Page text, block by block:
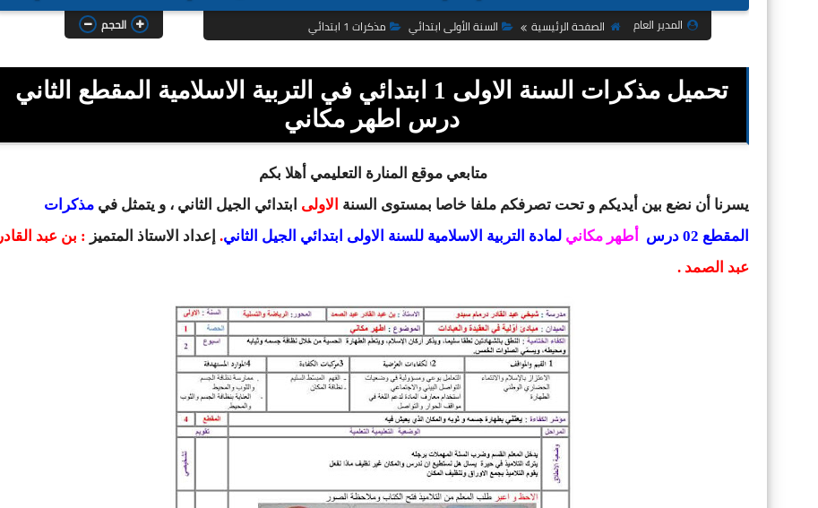
المدير العام الصفحة الرئيسية السنة الأولى ابتدائي مذكرات 1 ابتدائي الحجم
تحميل مذكرات السنة الاولى 1 ابتدائي في التربية الاسلامية المقطع الثاني
درس اطهر مكاني
متابعي موقع المنارة التعليمي أهلا بكم
يسرنا أن نضع بين أيديكم و تحت تصرفكم ملفا خاصا بمستوى السنة الاولى ابتدائي الجيل الثاني ، و يتمثل في مذكرات
المقطع 02
درس أطهر مكاني لمادة التربية الاسلامية للسنة الاولى ابتدائي الجيل الثاني. إعداد الاستاذ المتميز : بن عبد القادر
عبد الصمد .